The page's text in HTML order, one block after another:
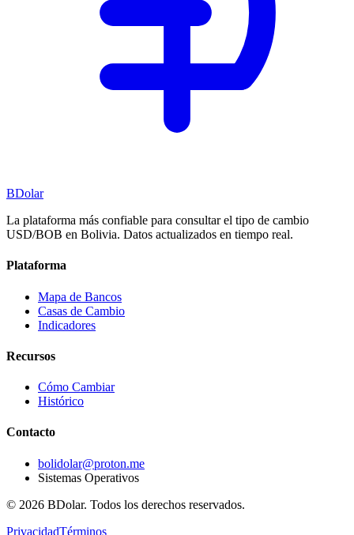
BDolar
La plataforma más confiable para consultar el tipo de cambio
USD/BOB en Bolivia. Datos actualizados en tiempo real.
Plataforma
Mapa de Bancos
Casas de Cambio
Indicadores
Recursos
Cómo Cambiar
Histórico
Contacto
bolidolar@proton.me
Sistemas Operativos
© 2026 BDolar. Todos los derechos reservados.
PrivacidadTérminos